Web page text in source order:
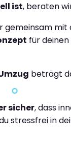
ist, beraten
gemeinsam mit
für
beträgt
sicher, dass
stressfrei in